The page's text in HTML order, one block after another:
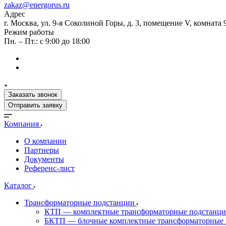
zakaz@energorus.ru
Адрес
г. Москва, ул. 9-я Соколиной Горы, д. 3, помещение V, комната
Режим работы
Пн. – Пт.: с 9:00 до 18:00
Заказать звонок
Отправить заявку
Компания
О компании
Партнеры
Документы
Референс-лист
Каталог
Трансформаторные подстанции
КТП — комплектные трансформаторные
БКТП — блочные комплектные трансформаторные